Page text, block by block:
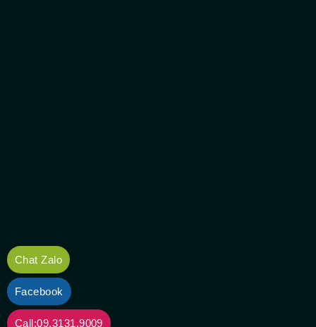
Chat Zalo
Facebook
Call:09.3131.9009